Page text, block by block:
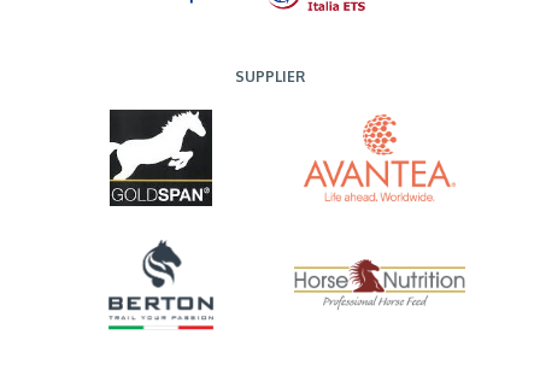
SUPPLIER